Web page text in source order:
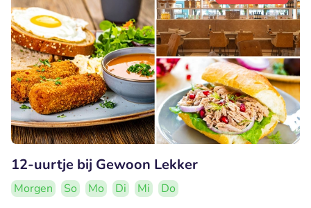
12-uurtje bij Gewoon Lekker
Morgen So Mo Di Mi
Do